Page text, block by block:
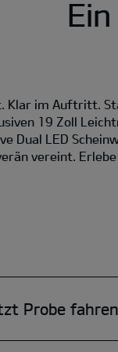
Klar im Auftritt.
19 Zoll
Dual LED
vereint.
Probe fahren